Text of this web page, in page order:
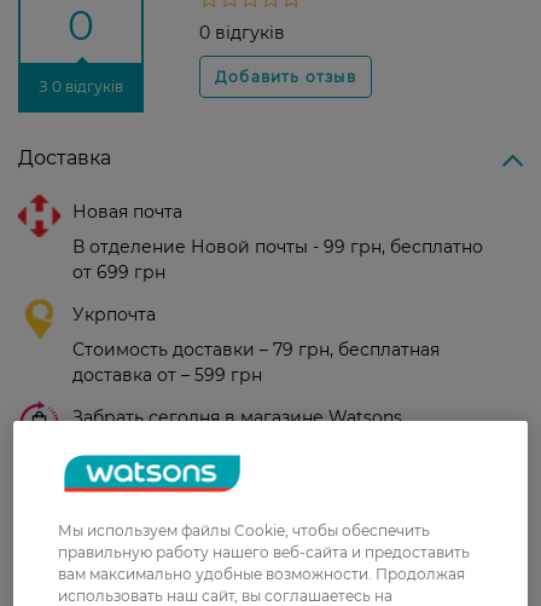
0
З 0 відгуків
0 відгуків
Доставка
Новая почта
В отделение Новой почты - 99 грн, бесплатно
от 699 грн
Укрпочта
Стоимость доставки – 79 грн, бесплатная
доставка от – 599 грн
Забрать сегодня в магазине Watsons
Стоимость доставки – 0 грн
Показать больше
Оплата
Оплата картой
Мы используем файлы Cookie, чтобы обеспечить
правильную работу нашего веб-сайта и предоставить
вам максимально удобные возможности. Продолжая
использовать наш сайт, вы соглашаетесь на